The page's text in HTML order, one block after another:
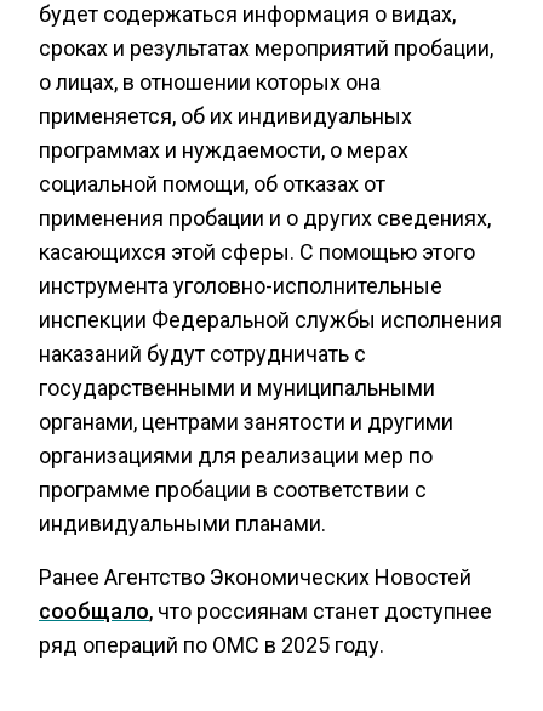
будет содержаться информация о видах,
сроках и результатах мероприятий пробации,
о лицах, в отношении которых она
применяется, об их индивидуальных
программах и нуждаемости, о мерах
социальной помощи, об отказах от
применения пробации и о других сведениях,
касающихся этой сферы. С помощью этого
инструмента уголовно-исполнительные
инспекции Федеральной службы исполнения
наказаний будут сотрудничать с
государственными и муниципальными
органами, центрами занятости и другими
организациями для реализации мер по
программе пробации в соответствии с
индивидуальными планами.
Ранее Агентство Экономических Новостей
сообщало, что россиянам станет доступнее
ряд операций по ОМС в 2025 году.